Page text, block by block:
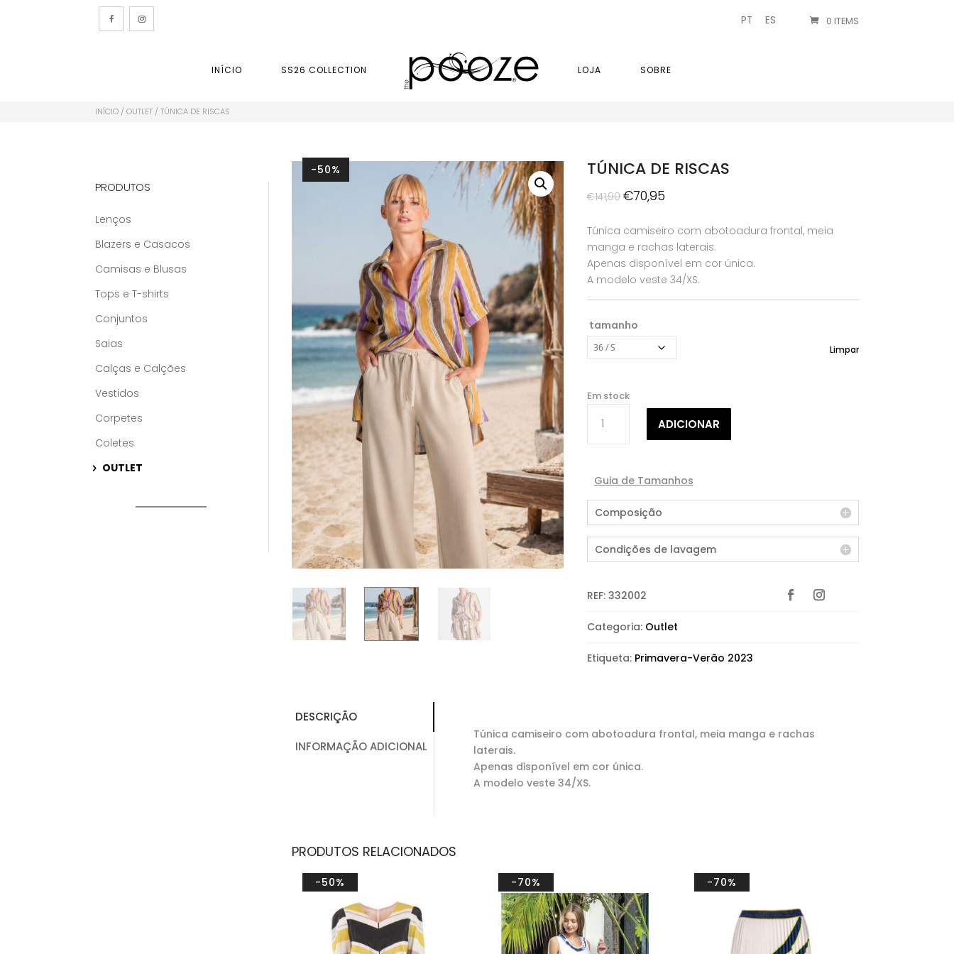
PT ES 0 ITEMS
INÍCIO SS26 COLLECTION LOJA SOBRE
INÍCIO /OUTLET / TÚNICA DE RISCAS
PRODUTOS
Lenços
Blazers e Casacos
Camisas e Blusas
Tops e T-shirts
Conjuntos
Saias
Calças e Calções
Vestidos
Corpetes
Coletes
OUTLET
-50% TÚNICA DE RISCAS
€141,90 O
original
era:
€141,90.
€70,95O
atual
é:
€70,95.
Túnica camiseiro com abotoadura frontal, meia
manga e rachas laterais.
Apenas disponível em cor única.
A modelo veste 34/XS.
tamanho
Limpar
Em stock
Quantidade
TÚNICA
RISCAS
ADICIONAR
Guia de Tamanhos
Composição
Condições de lavagem
REF: 332002
Categoria: Outlet
Etiqueta: Primavera-Verão 2023
DESCRIÇÃO
INFORMAÇÃO ADICIONAL
Túnica camiseiro com abotoadura frontal, meia manga e rachas
laterais.
Apenas disponível em cor única.
A modelo veste 34/XS.
PRODUTOS RELACIONADOS
-50% -70% -70%